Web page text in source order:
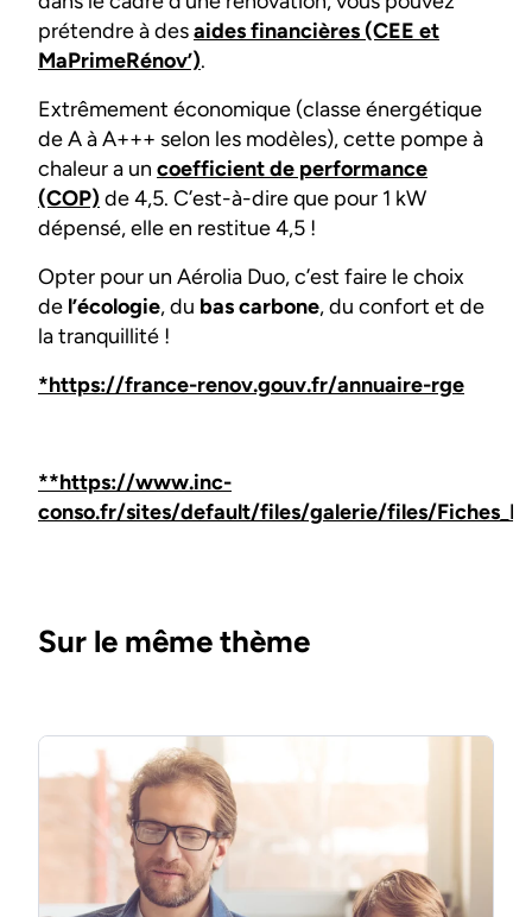
prétendre à desaides financières (CEE et
MaPrimeRénov’).
Extrêmement économique (classe énergétique
de A à A+++ selon les modèles), cette pompe à
chaleur a un coefficient de performance
(COP) de 4,5. C’est-à-dire que pour 1 kW
dépensé, elle en restitue 4,5 !
Opter pour un Aérolia Duo, c’est faire le choix
de l’écologie, du bas carbone, du confort et de
la tranquillité !
*https://france-renov.gouv.fr/annuaire-rge
**https://www.inc-
conso.fr/sites/default/files/galerie/files/
Sur le même thème